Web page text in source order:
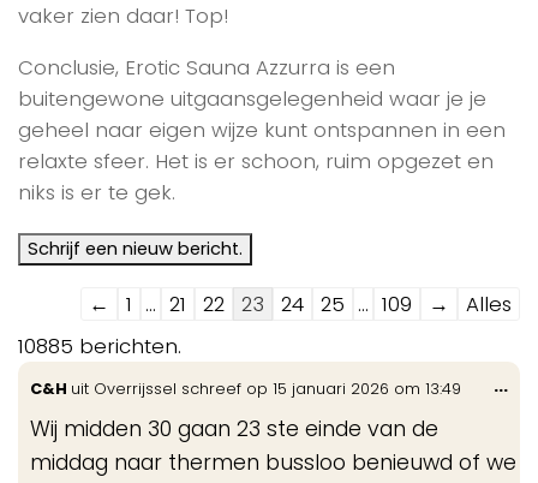
vaker zien daar! Top!
Conclusie, Erotic Sauna Azzurra is een
buitengewone uitgaansgelegenheid waar je je
geheel naar eigen wijze kunt ontspannen in een
relaxte sfeer. Het is er schoon, ruim opgezet en
niks is er te gek.
Navigatie
door
de
gastenboek-
lijst
← 1 ... 21 22 23 24 25 ... 109 →
Alles
10885 berichten.
C&H uit Overrijssel schreef op 15 januari 2026 om 13:49
Wij midden 30 gaan 23 ste einde van de
middag naar thermen bussloo benieuwd of we
...